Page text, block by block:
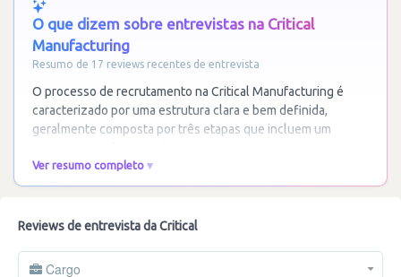
O que dizem sobre entrevistas na Critical
Manufacturing
Resumo de 17 reviews recentes de entrevista
O processo de recrutamento na Critical Manufacturing é
caracterizado por uma estrutura clara e bem definida,
geralmente composta por três etapas que incluem um
Ver resumo completo
Reviews de entrevista da Critical
Cargo